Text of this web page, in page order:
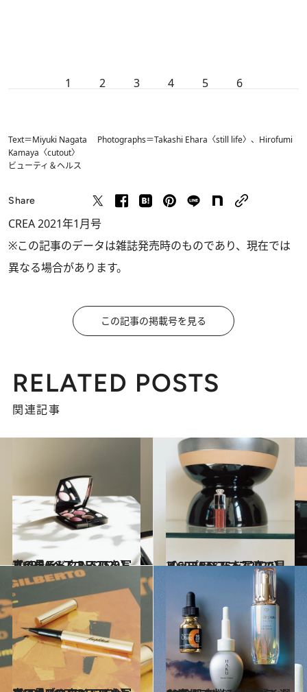
1 2 3 4 5 6
Text＝Miyuki Nagata Photographs＝Takashi Ehara〈still life〉、Hirofumi
Kamaya〈cutout〉
ビューティ＆ヘルス
Share
CREA 2021年1月号
※この記事のデータは雑誌発売時のものであり、現在では
異なる場合があります。
この記事の掲載号を見る
RELATED POSTS
関連記事
2020.12.8
【CREAベスコス2020】アイシャドウBEST5を写真で見る
ビューティ＆ヘルス 2020.12.9
【CREAベスコス2020】リップBEST5を写真で見る
ビューティ＆ヘルス